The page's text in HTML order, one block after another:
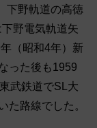
下野軌道の高徳
野電気軌道矢
（昭和4年）新
った後も1959
武鉄道でSL大
た路線でした。